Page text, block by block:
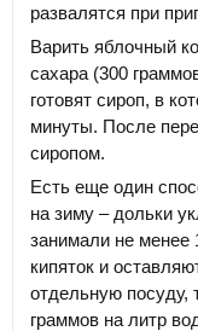
развалятся при
Варить яблочный
сахара (300
готовят сироп, в
минуты. После
сиропом.
Есть еще один
на зиму – дольки
занимали не менее
кипяток и
отдельную посуду,
граммов на литр